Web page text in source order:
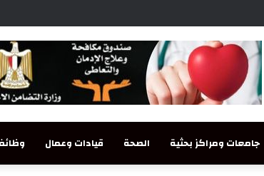
جامعات ومراكز بحثية الصحة قيادات وعمال